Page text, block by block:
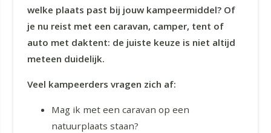
welke plaats past bij jouw kampeermiddel? Of
je nu reist met een caravan, camper, tent of
auto met daktent: de juiste keuze is niet altijd
meteen duidelijk.
Veel kampeerders vragen zich af:
Mag ik met een caravan op een
natuurplaats staan?